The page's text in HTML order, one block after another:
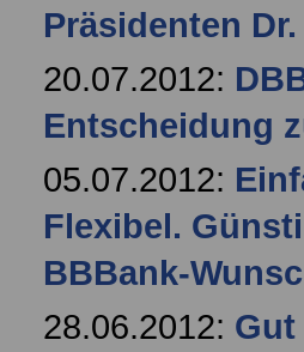
Präsidenten
20.07.2012:
Entscheidung
05.07.2012:
Flexibel.
BBBank-
28.06.2012: Gut